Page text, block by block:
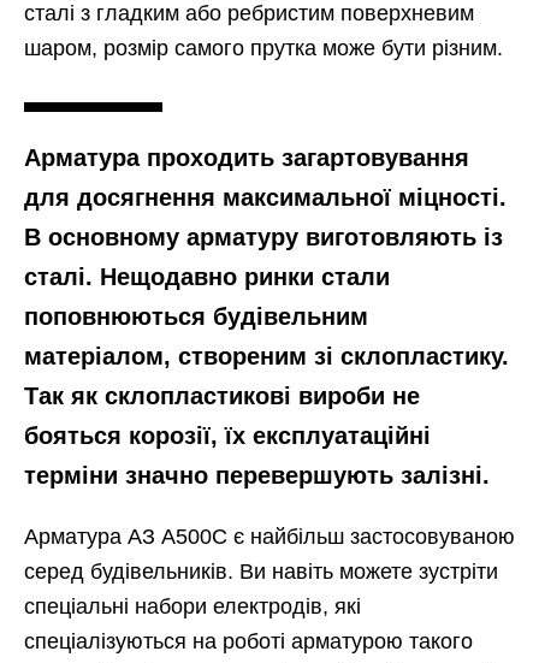
сталі з гладким або ребристим поверхневим
шаром, розмір самого прутка може бути різним.
Арматура проходить загартовування
для досягнення максимальної міцності.
В основному арматуру виготовляють із
сталі. Нещодавно ринки стали
поповнюються будівельним
матеріалом, створеним зі склопластику.
Так як склопластикові вироби не
бояться корозії, їх експлуатаційні
терміни значно перевершують залізні.
Арматура АЗ А500С є найбільш застосовуваною
серед будівельників. Ви навіть можете зустріти
спеціальні набори електродів, які
спеціалізуються на роботі арматурою такого